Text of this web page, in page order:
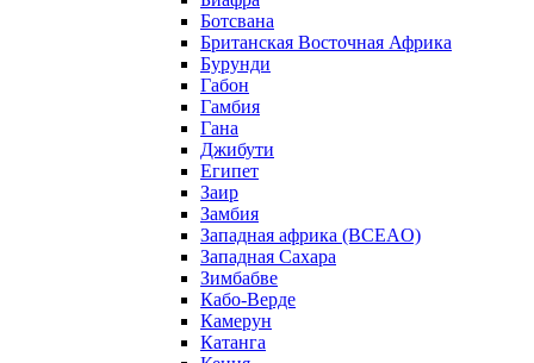
Ботсвана
Британская Восточная Африка
Бурунди
Габон
Гамбия
Гана
Джибути
Египет
Заир
Замбия
Западная африка (BCEAO)
Западная Сахара
Зимбабве
Кабо-Верде
Камерун
Катанга